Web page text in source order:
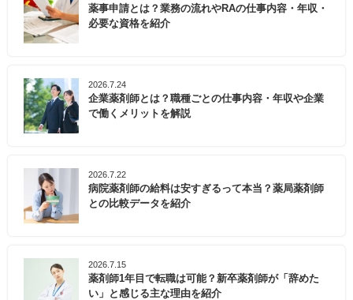
薬事申請とは？業務の流れやRAの仕事内容・年収・
必要な資格を紹介
2026.7.24
企業薬剤師とは？職種ごとの仕事内容・年収や企業
で働くメリットを解説
2026.7.22
病院薬剤師の給料は安すぎるって本当？薬局薬剤師
との比較データを紹介
2026.7.15
薬剤師1年目で転職は可能？新卒薬剤師が「辞めた
い」と感じる主な理由を紹介